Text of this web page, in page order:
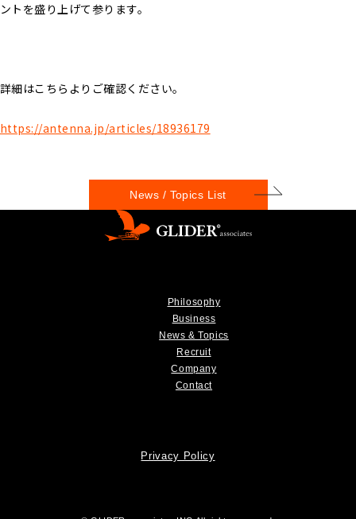
ントを盛り上げて参ります。
詳細はこちらよりご確認ください。
https://antenna.jp/articles/18936179
News / Topics List
Philosophy
Business
News & Topics
Recruit
Company
Contact
Privacy Policy